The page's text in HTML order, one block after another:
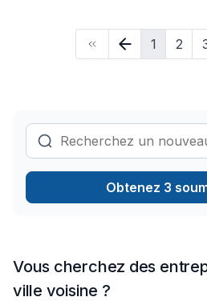
1 2
Obtenez 3
Vous cherchez des
ville voisine ?